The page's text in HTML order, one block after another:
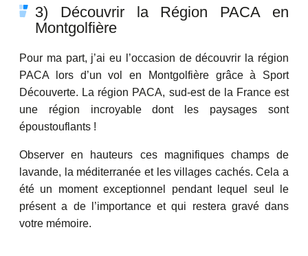
3) Découvrir la Région PACA en
Montgolfière
Pour ma part, j’ai eu l’occasion de découvrir la région
PACA lors d’un vol en Montgolfière grâce à Sport
Découverte. La région PACA, sud-est de la France est
une région incroyable dont les paysages sont
époustouflants !
Observer en hauteurs ces magnifiques champs de
lavande, la méditerranée et les villages cachés. Cela a
été un moment exceptionnel pendant lequel seul le
présent a de l’importance et qui restera gravé dans
votre mémoire.